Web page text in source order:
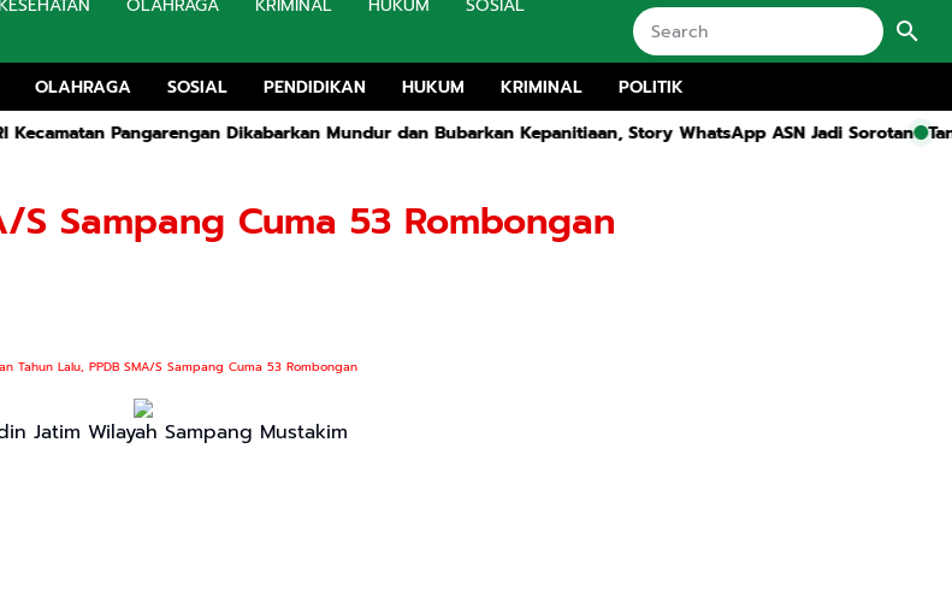
OLAHRAGA SOSIAL PENDIDIKAN HUKUM KRIMINAL
POLITIK
Dikabarkan Mundur dan Bubarkan Kepanitiaan, Story WhatsApp ASN Jadi Sorotan Tanpa Menunjukan
S Sampang Cuma 53 Rombongan
Tahun Lalu, PPDB SMA/S Sampang Cuma 53 Rombongan
Jatim Wilayah Sampang Mustakim